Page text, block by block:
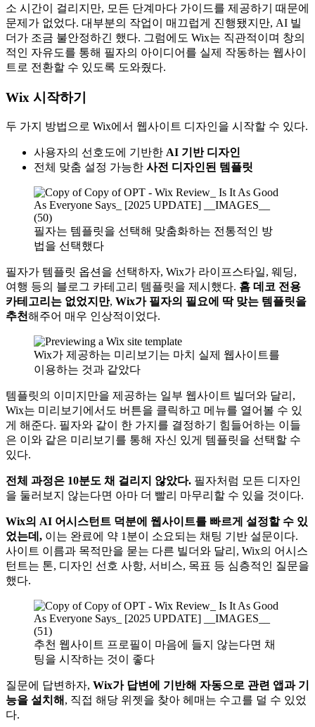
소 시간이 걸리지만, 모든 단계마다 가이드를 제공하기 때문에
문제가 없었다. 대부분의 작업이 매끄럽게 진행됐지만, AI 빌
더가 조금 불안정하긴 했다. 그럼에도 Wix는 직관적이며 창의
적인 자유도를 통해 필자의 아이디어를 실제 작동하는 웹사이
트로 전환할 수 있도록 도와줬다.
Wix 시작하기
두 가지 방법으로 Wix에서 웹사이트 디자인을 시작할 수 있다.
사용자의 선호도에 기반한 AI 기반 디자인
전체 맞춤 설정 가능한 사전 디자인된 템플릿
필자는 템플릿을 선택해 맞춤화하는 전통적인 방
법을 선택했다
필자가 템플릿 옵션을 선택하자, Wix가 라이프스타일, 웨딩,
여행 등의 블로그 카테고리 템플릿을 제시했다. 홈 데코 전용
카테고리는 없었지만, Wix가 필자의 필요에 딱 맞는 템플릿을
추천해주어 매우 인상적이었다.
Wix가 제공하는 미리보기는 마치 실제 웹사이트를
이용하는 것과 같았다
템플릿의 이미지만을 제공하는 일부 웹사이트 빌더와 달리,
Wix는 미리보기에서도 버튼을 클릭하고 메뉴를 열어볼 수 있
게 해준다. 필자와 같이 한 가지를 결정하기 힘들어하는 이들
은 이와 같은 미리보기를 통해 자신 있게 템플릿을 선택할 수
있다.
전체 과정은 10분도 채 걸리지 않았다. 필자처럼 모든 디자인
을 둘러보지 않는다면 아마 더 빨리 마무리할 수 있을 것이다.
Wix의 AI 어시스턴트 덕분에 웹사이트를 빠르게 설정할 수 있
었는데, 이는 완료에 약 1분이 소요되는 채팅 기반 설문이다.
사이트 이름과 목적만을 묻는 다른 빌더와 달리, Wix의 어시스
턴트는 톤, 디자인 선호 사항, 서비스, 목표 등 심층적인 질문을
했다.
추천 웹사이트 프로필이 마음에 들지 않는다면 채
팅을 시작하는 것이 좋다
질문에 답변하자, Wix가 답변에 기반해 자동으로 관련 앱과 기
능을 설치해 , 직접 해당 위젯을 찾아 헤매는 수고를 덜 수 있었
다.